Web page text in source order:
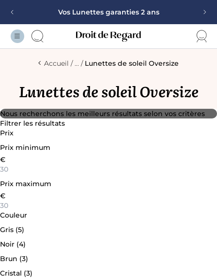
Vos Lunettes garanties 2 ans
Monture offerte sur la deuxième paire
100% remboursé pour toutes mutuelles et toutes
Vos Lunettes garanties 2 ans
Accueil ... Lunettes de soleil Oversize
Lunettes de soleil Oversize
Nous recherchons les meilleurs résultats selon vos critères
Filtrer les résultats
Prix
Prix minimum
€
Prix maximum
€
Couleur
Gris (5)
Noir (4)
Brun (3)
Cristal (3)